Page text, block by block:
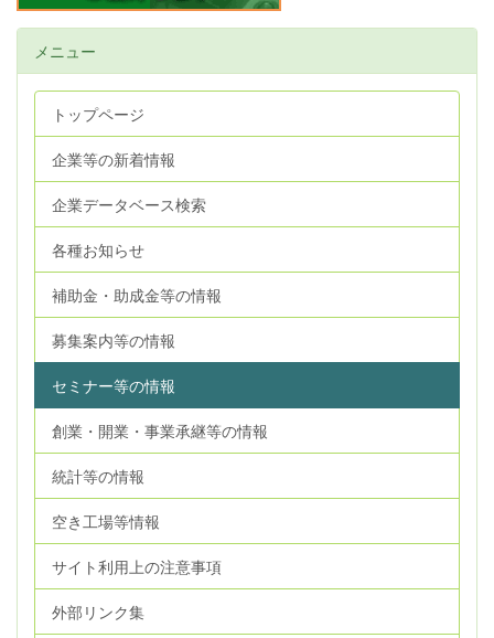
メニュー
トップページ
企業等の新着情報
企業データベース検索
各種お知らせ
補助金・助成金等の情報
募集案内等の情報
セミナー等の情報
創業・開業・事業承継等の情報
統計等の情報
空き工場等情報
サイト利用上の注意事項
外部リンク集